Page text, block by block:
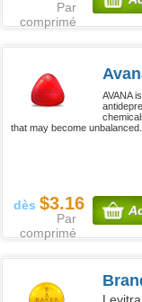
Par
comprimé
AVANA
that may become unbalanced.
dès $3.16
Par
comprimé